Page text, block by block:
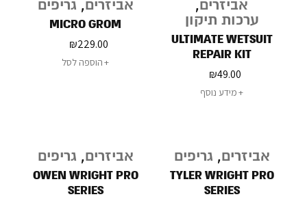
אביזרים,
ערכות תיקון
ULTIMATE WETSUIT
REPAIR KIT
₪49.00
מידע נוסף
אביזרים, גריפים
MICRO GROM
₪229.00
הוספה לסל
אביזרים, גריפים
TYLER WRIGHT PRO
SERIES
אביזרים, גריפים
OWEN WRIGHT PRO
SERIES